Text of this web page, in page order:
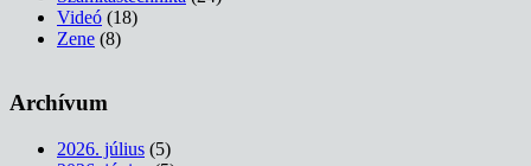
Videó (18)
Zene (8)
Archívum
2026. július (5)